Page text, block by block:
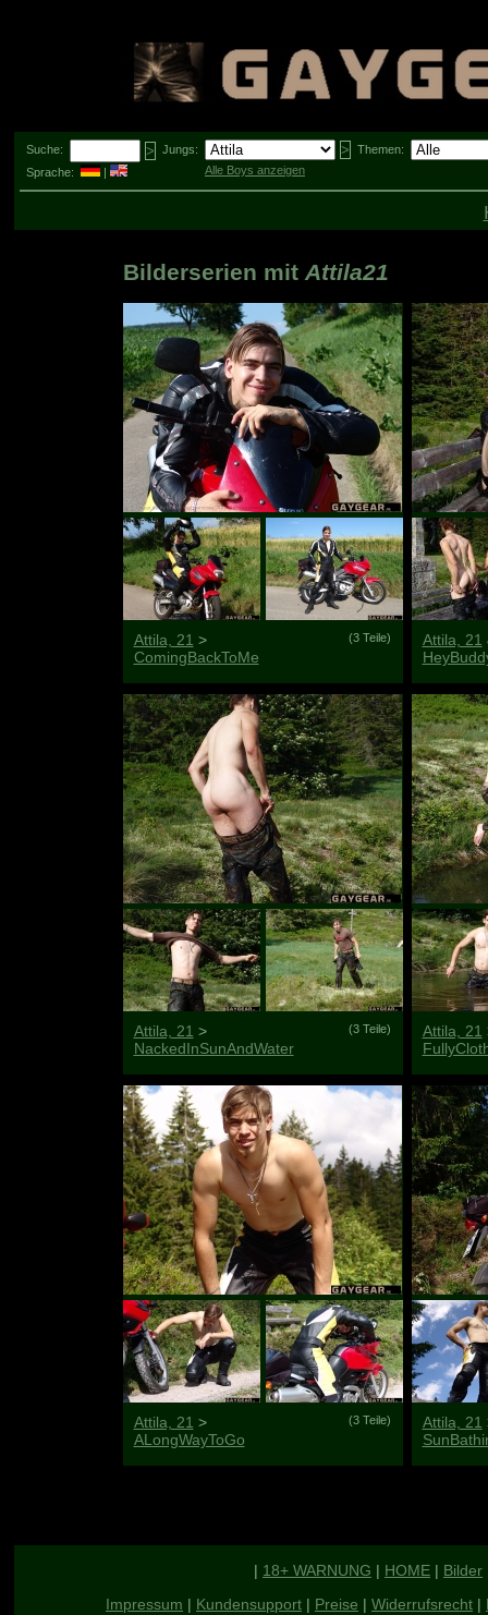
Suche: Jungs:
Themen:
Sprache:
| Alle Boys anzeigen
Bilderserien mit Attila21
(3 Teile)
Attila, 21 >
ComingBackToMe
(3 Teile)
Attila, 21 >
NackedInSunAndWater
(3 Teile)
Attila, 21 >
ALongWayToGo
Attila, 21
Attila, 21
Attila, 21
| 18+ WARNUNG | HOME | Bilder
Impressum | Kundensupport | Preise | Widerrufsrecht |